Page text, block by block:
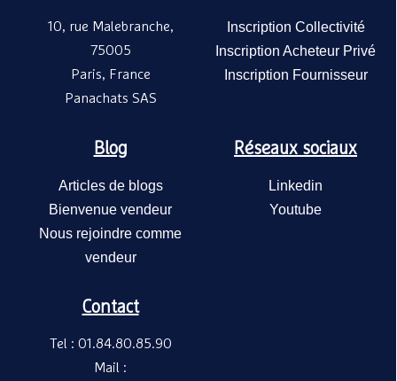
10, rue Malebranche,
75005
Paris, France
Panachats SAS
Inscription Collectivité
Inscription Acheteur Privé
Inscription Fournisseur
Blog
Articles de blogs
Bienvenue vendeur
Nous rejoindre comme
vendeur
Réseaux sociaux
Linkedin
Youtube
Contact
Tel : 01.84.80.85.90
Mail :